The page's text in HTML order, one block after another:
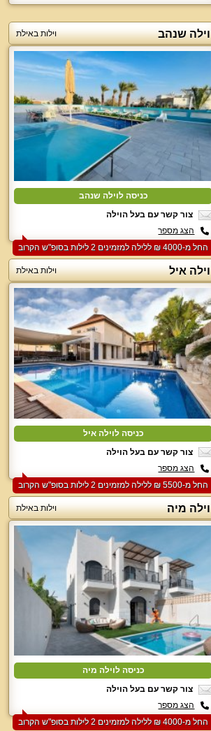
וילה שנהב וילות באילת
כניסה לוילה שנהב
צור קשר עם בעל הוילה
הצג מספר
החל מ-‏4000 ₪ ללילה למזמינים 2 לילות בסופ"ש הקרוב
וילה איל וילות באילת
כניסה לוילה איל
צור קשר עם בעל הוילה
הצג מספר
החל מ-‏5500 ₪ ללילה למזמינים 2 לילות בסופ"ש הקרוב
וילה מיה וילות באילת
כניסה לוילה מיה
צור קשר עם בעל הוילה
הצג מספר
החל מ-‏4000 ₪ ללילה למזמינים 2 לילות בסופ"ש הקרוב